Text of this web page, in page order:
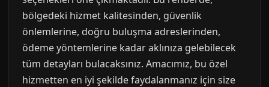
bölgedeki hizmet kalitesinden, güvenlik
önlemlerine, doğru buluşma adreslerinden,
ödeme yöntemlerine kadar aklınıza gelebilecek
tüm detayları bulacaksınız. Amacımız, bu özel
hizmetten en iyi şekilde faydalanmanız için size